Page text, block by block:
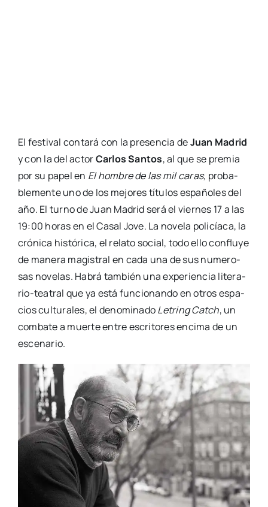
El fes­ti­val con­ta­rá con la pre­sen­cia deJuan Madrid
y con la del actorCar­los San­tos, al que se pre­mia
por su papel en El hom­bre de las mil caras, pro­ba­
ble­men­te uno de los mejo­res títu­los espa­ño­les del
año. El turno de Juan Madrid será el vier­nes 17 a las
19:00 horas en el Casal Jove. La nove­la poli­cía­ca, la
cró­ni­ca his­tó­ri­ca, el rela­to social, todo ello con­flu­ye
de mane­ra magis­tral en cada una de sus nume­ro­
sas nove­las. Habrá tam­bién una expe­rien­cia lite­­ra­­
rio-tea­­tral que ya está fun­cio­nan­do en otros espa­
cios cul­tu­ra­les, el deno­mi­na­doLetring Catch, un
com­ba­te a muer­te entre escri­to­res enci­ma de un
esce­na­rio.